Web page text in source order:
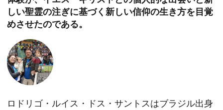
しい聖霊の注ぎに基づく新しい信仰の生き方を目覚
めさせたのである。
ロドリゴ・ルイス・ドス・サントスはブラジル出身